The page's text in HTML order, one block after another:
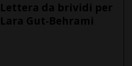
Lettera da brividi per
Lara Gut-Behrami